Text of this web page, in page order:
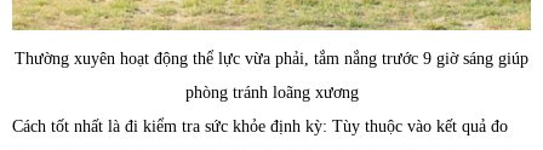
Thường xuyên hoạt động thể lực vừa phải, tắm nắng trước 9 giờ sáng giúp
phòng tránh loãng xương
Cách tốt nhất là đi kiểm tra sức khỏe định kỳ: Tùy thuộc vào kết quả đo